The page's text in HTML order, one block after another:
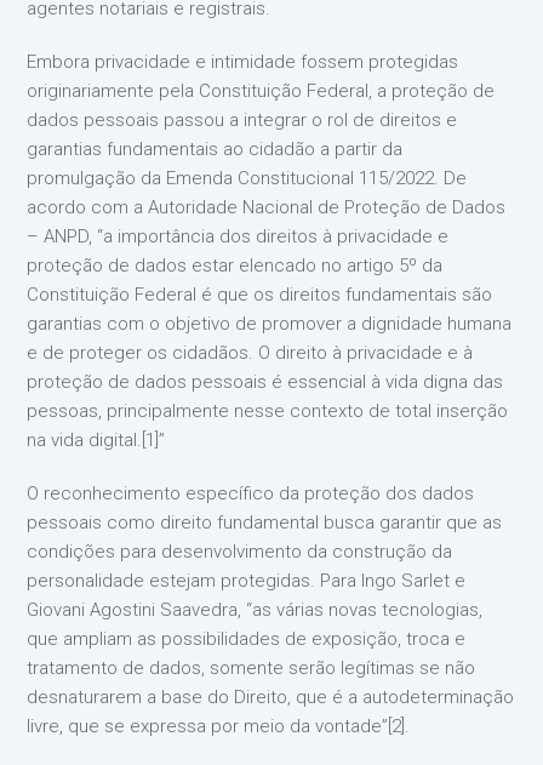
agentes notariais e registrais.
Embora privacidade e intimidade fossem protegidas
originariamente pela Constituição Federal, a proteção de
dados pessoais passou a integrar o rol de direitos e
garantias fundamentais ao cidadão a partir da
promulgação da Emenda Constitucional 115/2022. De
acordo com a Autoridade Nacional de Proteção de Dados
– ANPD, “a importância dos direitos à privacidade e
proteção de dados estar elencado no artigo 5º da
Constituição Federal é que os direitos fundamentais são
garantias com o objetivo de promover a dignidade humana
e de proteger os cidadãos. O direito à privacidade e à
proteção de dados pessoais é essencial à vida digna das
pessoas, principalmente nesse contexto de total inserção
na vida digital.[1]”
O reconhecimento específico da proteção dos dados
pessoais como direito fundamental busca garantir que as
condições para desenvolvimento da construção da
personalidade estejam protegidas. Para Ingo Sarlet e
Giovani Agostini Saavedra, “as várias novas tecnologias,
que ampliam as possibilidades de exposição, troca e
tratamento de dados, somente serão legítimas se não
desnaturarem a base do Direito, que é a autodeterminação
livre, que se expressa por meio da vontade”[2].